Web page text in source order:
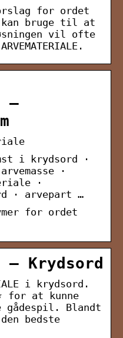
for ordet
kan bruge til at
vil ofte
–
i krydsord ·
·
·
· arvepart …
for ordet
– Krydsord
i krydsord.
for at kunne
Blandt
bedste